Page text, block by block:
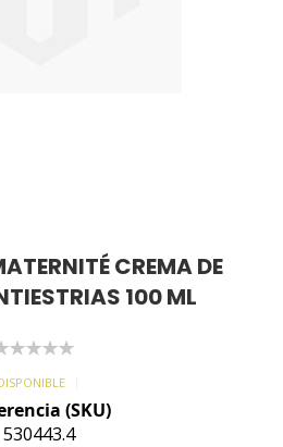
CREMA DE
100 ML
(SKU)
530443.4